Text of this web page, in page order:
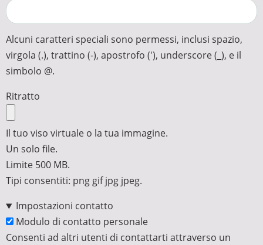
Alcuni caratteri speciali sono permessi, inclusi spazio,
virgola (.), trattino (-), apostrofo ('), underscore (_), e il
simbolo @.
Ritratto
Il tuo viso virtuale o la tua immagine.
Un solo file.
Limite 500 MB.
Tipi consentiti: png gif jpg jpeg.
Impostazioni contatto
Modulo di contatto personale
Consenti ad altri utenti di contattarti attraverso un